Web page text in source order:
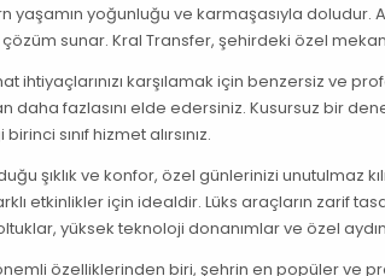
yaşamın yoğunluğu ve karmaşasıyla doludur.
sunar. Kral Transfer, şehirdeki özel
ihtiyaçlarınızı karşılamak için benzersiz ve
daha fazlasını elde edersiniz. Kusursuz bir
sınıf hizmet alırsınız.
şıklık ve konfor, özel günlerinizi unutulmaz
etkinlikler için idealdir. Lüks araçların zarif
yüksek teknoloji donanımlar ve özel
özelliklerinden biri, şehrin en popüler ve